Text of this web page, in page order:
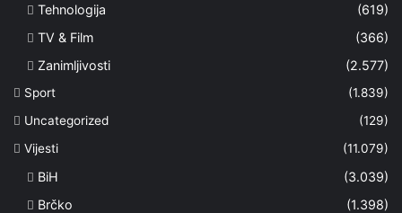
Tehnologija
(619)
TV & Film
(366)
Zanimljivosti
(2.577)
Sport
(1.839)
Uncategorized
(129)
Vijesti
(11.079)
BiH
(3.039)
Brčko
(1.398)